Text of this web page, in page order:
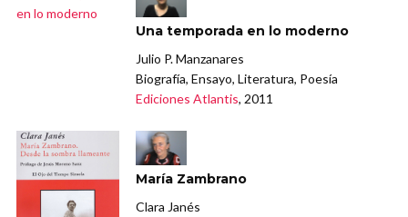
Una temporada en lo moderno
Julio P. Manzanares
Biografía, Ensayo, Literatura, Poesía
Ediciones Atlantis, 2011
María Zambrano
Clara Janés